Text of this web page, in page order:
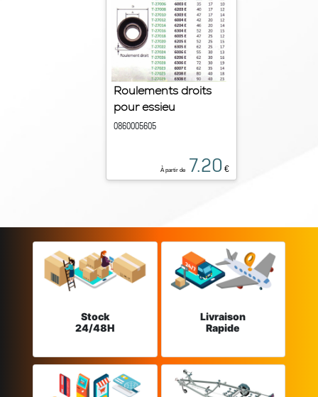
Roulements droits
pour essieu
0860005605
À partir de 7.20 €
Stock
24/48H
Livraison
Rapide